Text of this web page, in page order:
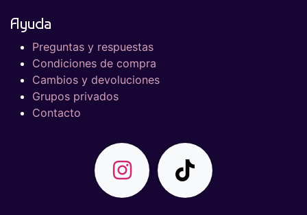
Ayuda
Preguntas y respuestas
Condiciones de compra
Cambios y devoluciones
Grupos privados
Contacto